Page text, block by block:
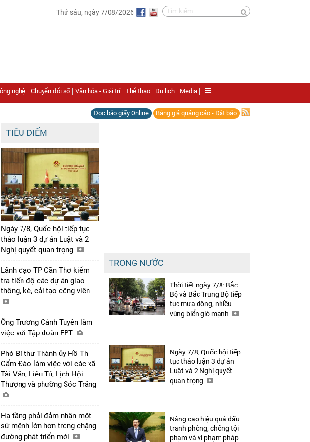
Thứ sáu, ngày 7/08/2026
nghệ Chuyển đổi số Văn hóa - Giải trí Thể thao Du lịch Media
Đọc báo giấy Online Bảng giá quảng cáo - Đặt báo
Chia sẻ
Facebook
TIÊU ĐIỂM
Ngày 7/8, Quốc hội tiếp tục
thảo luận 3 dự án Luật và 2
Nghị quyết quan trọng
Lãnh đạo TP Cần Thơ kiểm
tra tiến độ các dự án giao
thông, kè, cải tạo công viên
Ông Trương Cảnh Tuyên làm
việc với Tập đoàn FPT
Phó Bí thư Thành ủy Hồ Thị
Cẩm Đào làm việc với các xã
Tài Văn, Liêu Tú, Lịch Hội
Thượng và phường Sóc Trăng
Hạ tầng phải đảm nhận một
sứ mệnh lớn hơn trong chặng
đường phát triển mới
TRONG NƯỚC
Thời tiết ngày 7/8: Bắc
Bộ và Bắc Trung Bộ tiếp
tục mưa dông, nhiều
vùng biển gió mạnh
Ngày 7/8, Quốc hội tiếp
tục thảo luận 3 dự án
Luật và 2 Nghị quyết
quan trọng
Nâng cao hiệu quả đấu
tranh phòng, chống tội
phạm và vi phạm pháp